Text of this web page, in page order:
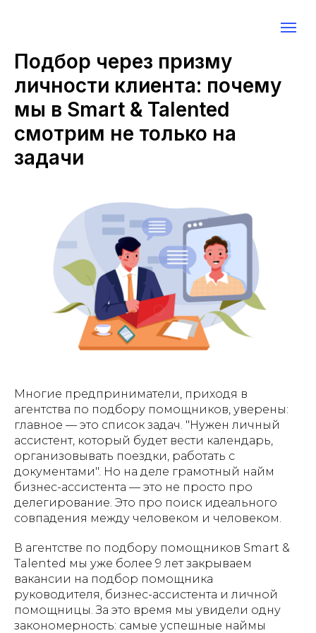
Подбор через призму
личности клиента: почему
мы в Smart & Talented
смотрим не только на
задачи
Многие предприниматели, приходя в
агентства по подбору помощников, уверены:
главное — это список задач. "Нужен личный
ассистент, который будет вести календарь,
организовывать поездки, работать с
документами". Но на деле грамотный найм
бизнес-ассистента — это не просто про
делегирование. Это про поиск идеального
совпадения между человеком и человеком.
В агентстве по подбору помощников Smart &
Talented мы уже более 9 лет закрываем
вакансии на подбор помощника
руководителя, бизнес-ассистента и личной
помощницы. За это время мы увидели одну
закономерность: самые успешные наймы